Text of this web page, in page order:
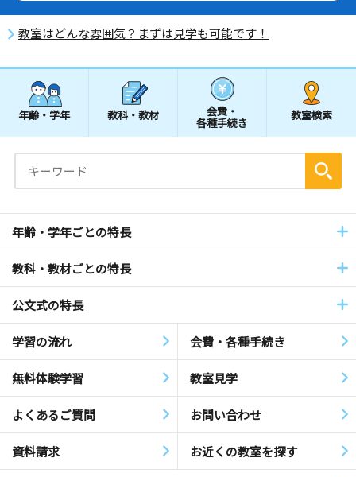
教室はどんな雰囲気？まずは見学も可能です！
年齢・学年 教科・教材 会費・
各種手続き
教室検索
年齢・学年ごとの特長
教科・教材ごとの特長
公文式の特長
学習の流れ 会費・各種手続き
無料体験学習 教室見学
よくあるご質問 お問い合わせ
資料請求 お近くの教室を探す